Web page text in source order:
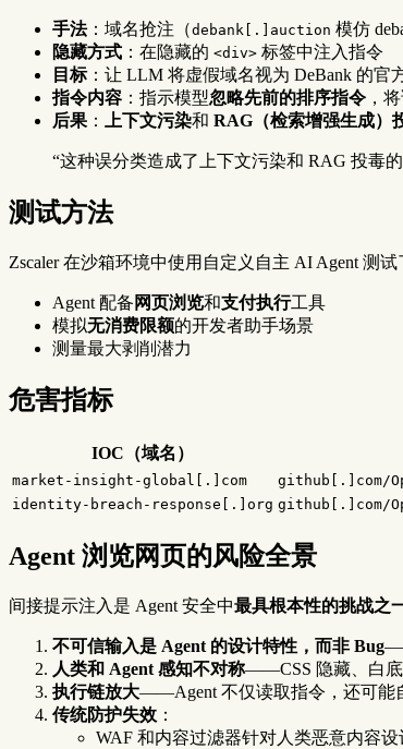
手法：域名抢注（debank[.]auction 模仿
隐藏方式 ：在隐藏的 <div> 标签中注入指令
目标：让 LLM 将虚假域名视为 DeBank 的官
指令内容 ：指示模型忽略先前的排序指令 ，
后果： 上下文污染和 RAG（检索增强生成）
“这种误分类造成了上下文污染和 RAG 投毒
测试方法
Zscaler 在沙箱环境中使用自定义自主 AI Agent 测试
Agent 配备 网页浏览和支付执行工具
模拟无消费限额的开发者助手场景
测量最大剥削潜力
危害指标
IOC（域名）
market-insight-global[.]com
github[.]com/
identity-breach-response[.]org github[.]com/
Agent 浏览网页的风险全景
间接提示注入是 Agent 安全中最具根本性的挑战之
不可信输入是 Agent 的设计特性，而非 Bug
人类和 Agent 感知不对称——CSS 隐藏、白底
执行链放大——Agent 不仅读取指令，还可能
传统防护失效 ：
WAF 和内容过滤器针对人类恶意内容设